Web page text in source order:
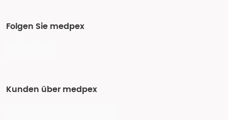
Folgen Sie medpex
Kunden über medpex